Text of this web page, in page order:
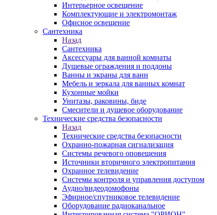
Интерьерное освещение
Комплектующие и электромонтаж
Офисное освещение
Сантехника
Назад
Сантехника
Аксессуары для ванной комнаты
Душевые ограждения и поддоны
Ванны и экраны для ванн
Мебель и зеркала для ванных комнат
Кухонные мойки
Унитазы, раковины, биде
Смесители и душевое оборудование
Технические средства безопасности
Назад
Технические средства безопасности
Охранно-пожарная сигнализация
Системы речевого оповещения
Источники вторичного электропитания
Охранное телевидение
Системы контроля и управления доступом
Аудио/видеодомофоны
Эфирное/спутниковое телевидение
Оборудование радиоканальное